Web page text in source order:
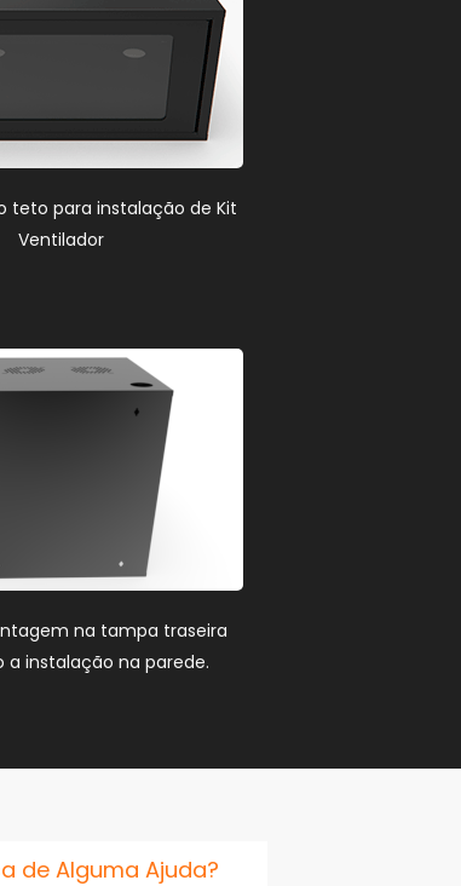
teto para instalação de Kit
Ventilador
na tampa traseira
a instalação na parede.
de Alguma Ajuda?